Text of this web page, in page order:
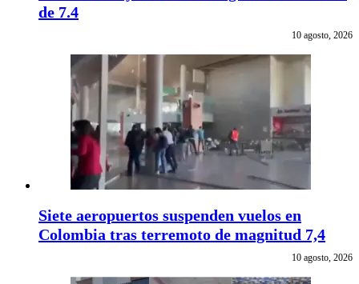
de 7.4
10 agosto, 2026
Siete aeropuertos suspenden vuelos en
Colombia tras terremoto de magnitud 7,4
10 agosto, 2026